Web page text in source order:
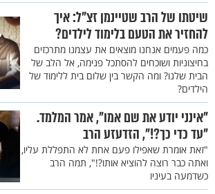
שיטתו של הרב שטיינמן זצ"ל: איך
להחזיר את הטעם בלימוד לילדים?
כמה פעמים אנחנו מוצאים את עצמנו מתרכזים
בחיצוניות ושוכחים להסתכל פנימה, אל הלב של
הבית שלנו? ומה הקשר בין שלום בית ללימוד של
הילדים?
"אינני יודע את שם אמו", אמר המלמד.
"עד כדי כך?!", הזדעזע הרב
"זאת אומרת שאפילו פעם אחת לא התפללת עליו,
ואתה כבר רוצה להוציא אותו?!", תמה הרב
כשדמעה בעיניו